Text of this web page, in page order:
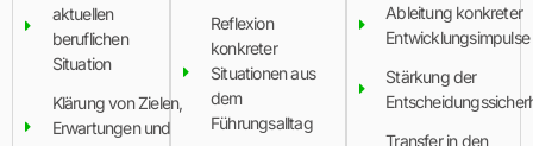
aktuellen
beruflichen
Situation
Klärung von Zielen,
Erwartungen und
Reflexion
konkreter
Situationen aus
dem
Führungsalltag
Ableitung konkreter
Entwicklungsimpulse
Stärkung der
Transfer in den